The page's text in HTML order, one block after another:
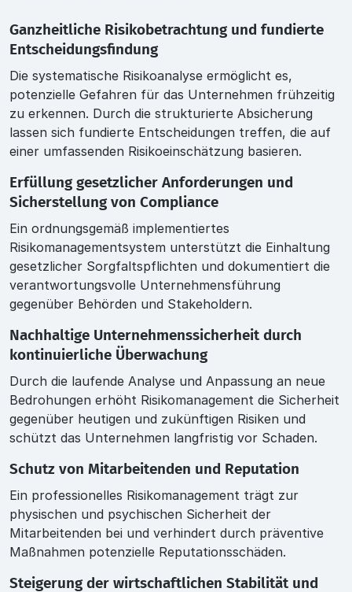
Ganzheitliche Risikobetrachtung und fundierte
Entscheidungsfindung
Die systematische Risikoanalyse ermöglicht es,
potenzielle Gefahren für das Unternehmen frühzeitig
zu erkennen. Durch die strukturierte Absicherung
lassen sich fundierte Entscheidungen treffen, die auf
einer umfassenden Risikoeinschätzung basieren.
Erfüllung gesetzlicher Anforderungen und
Sicherstellung von Compliance
Ein ordnungsgemäß implementiertes
Risikomanagementsystem unterstützt die Einhaltung
gesetzlicher Sorgfaltspflichten und dokumentiert die
verantwortungsvolle Unternehmensführung
gegenüber Behörden und Stakeholdern.
Nachhaltige Unternehmenssicherheit durch
kontinuierliche Überwachung
Durch die laufende Analyse und Anpassung an neue
Bedrohungen erhöht Risikomanagement die Sicherheit
gegenüber heutigen und zukünftigen Risiken und
schützt das Unternehmen langfristig vor Schaden.
Schutz von Mitarbeitenden und Reputation
Ein professionelles Risikomanagement trägt zur
physischen und psychischen Sicherheit der
Mitarbeitenden bei und verhindert durch präventive
Maßnahmen potenzielle Reputationsschäden.
Steigerung der wirtschaftlichen Stabilität und